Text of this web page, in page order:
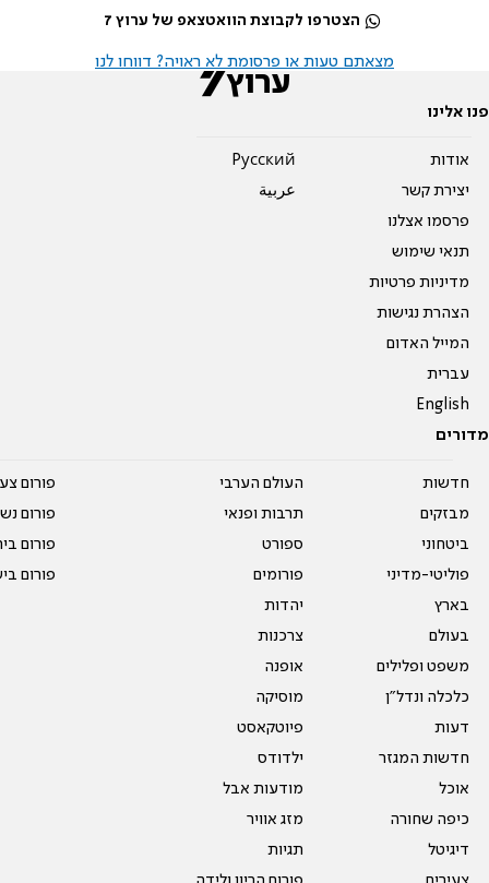
הצטרפו לקבוצת הוואטצאפ של ערוץ 7
מצאתם טעות או פרסומת לא ראויה? דווחו לנו
פנו אלינו
אודות
יצירת קשר
פרסמו אצלנו
תנאי שימוש
מדיניות פרטיות
הצהרת נגישות
המייל האדום
עברית
English
Pусский
عربية
מדורים
חדשות
מבזקים
ביטחוני
פוליטי-מדיני
בארץ
בעולם
משפט ופלילים
כלכלה ונדל"ן
דעות
חדשות המגזר
אוכל
כיפה שחורה
דיגיטל
העולם הערבי
תרבות ופנאי
ספורט
פורומים
יהדות
צרכנות
אופנה
מוסיקה
פיוטקאסט
ילדודס
מודעות אבל
מזג אוויר
תגיות
פורום
פורום
פורום
פורום